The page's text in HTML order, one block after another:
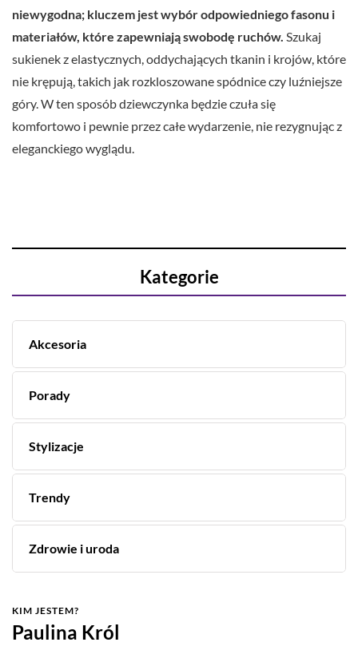
niewygodna; kluczem jest wybór odpowiedniego fasonu i
materiałów, które zapewniają swobodę ruchów. Szukaj
sukienek z elastycznych, oddychających tkanin i krojów, które
nie krępują, takich jak rozkloszowane spódnice czy luźniejsze
góry. W ten sposób dziewczynka będzie czuła się
komfortowo i pewnie przez całe wydarzenie, nie rezygnując z
eleganckiego wyglądu.
Kategorie
Akcesoria
Porady
Stylizacje
Trendy
Zdrowie i uroda
KIM JESTEM?
Paulina Król